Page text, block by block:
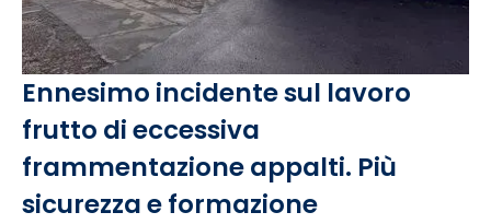
Ennesimo incidente sul lavoro
frutto di eccessiva
frammentazione appalti. Più
sicurezza e formazione